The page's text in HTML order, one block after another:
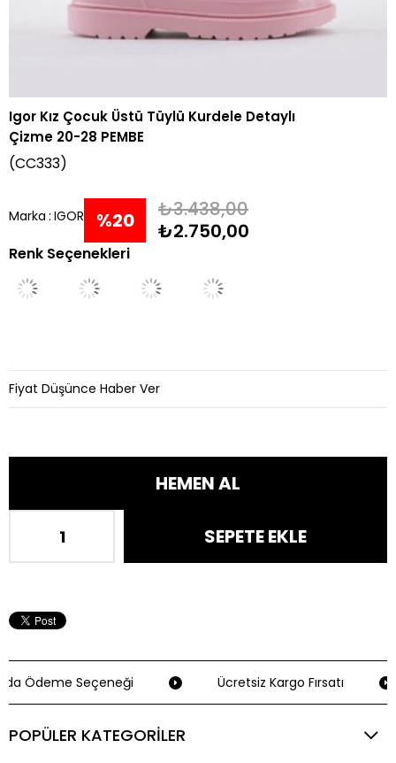
Igor Kız Çocuk Üstü Tüylü Kurdele Detaylı
Çizme 20-28 PEMBE
(CC333)
Marka : IGOR %20
İndirim
₺3.438,00
₺2.750,00
Renk Seçenekleri
Fiyat Düşünce Haber Ver
Ödeme Seçeneği Ücretsiz Kargo Fırsatı
POPÜLER KATEGORİLER